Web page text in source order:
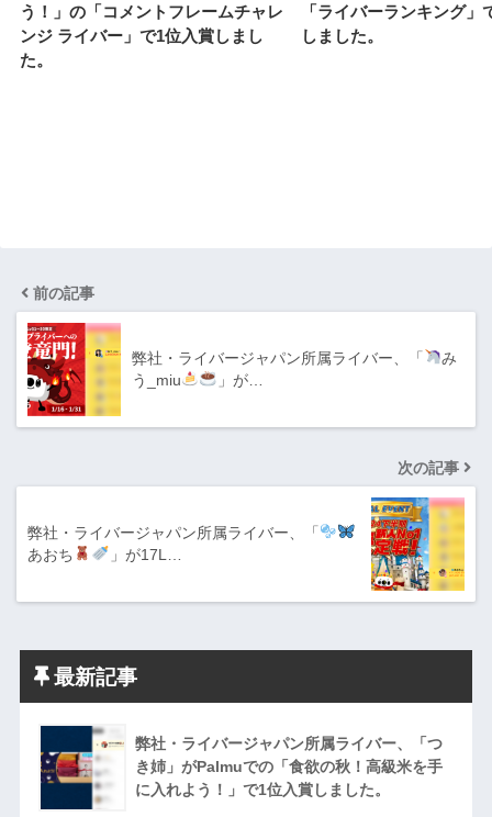
う！」の「コメントフレームチャレ
ンジ ライバー」で1位入賞しまし
た。
「ライバーランキング」
しました。
前の記事
弊社・ライバージャパン所属ライバー、「
み
う_miu
」が…
次の記事
弊社・ライバージャパン所属ライバー、「
あおち
」が17L…
最新記事
弊社・ライバージャパン所属ライバー、「つ
き姉」がPalmuでの「食欲の秋！高級米を手
に入れよう！」で1位入賞しました。